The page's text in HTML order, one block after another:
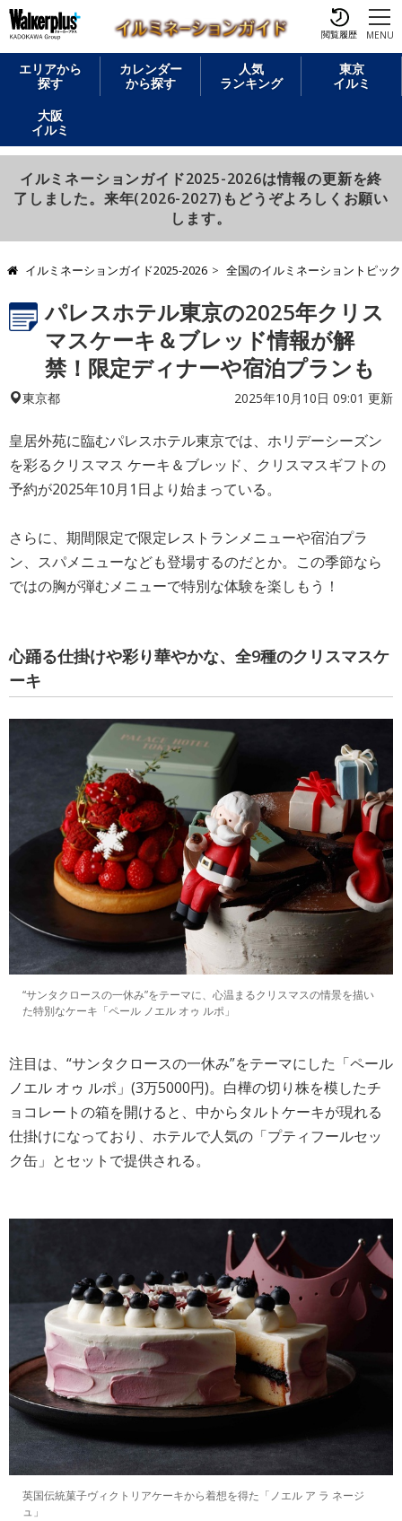
閲覧履歴 MENU
エリアから
探す
カレンダー
から探す
人気
ランキング
東京
イルミ
大阪
イルミ
イルミネーションガイド2025-2026は情報の更新を終
了しました。来年(2026-2027)もどうぞよろしくお願い
します。
イルミネーションガイド2025-2026 全国のイルミネーショントピッ
パレスホテル東京の2025年クリス
マスケーキ＆ブレッド情報が解
禁！限定ディナーや宿泊プランも
東京都 2025年10月10日 09:01 更新
皇居外苑に臨むパレスホテル東京では、ホリデーシーズン
を彩るクリスマス ケーキ＆ブレッド、クリスマスギフトの
予約が2025年10月1日より始まっている。
さらに、期間限定で限定レストランメニューや宿泊プラ
ン、スパメニューなども登場するのだとか。この季節なら
ではの胸が弾むメニューで特別な体験を楽しもう！
心踊る仕掛けや彩り華やかな、全9種のクリスマスケ
ーキ
“サンタクロースの一休み”をテーマに、心温まるクリスマスの情景を描い
た特別なケーキ「ペール ノエル オゥ ルポ」
注目は、“サンタクロースの一休み”をテーマにした「ペール
ノエル オゥ ルポ」(3万5000円)。白樺の切り株を模したチ
ョコレートの箱を開けると、中からタルトケーキが現れる
仕掛けになっており、ホテルで人気の「プティフールセッ
ク缶」とセットで提供される。
英国伝統菓子ヴィクトリアケーキから着想を得た「ノエル ア ラ ネージ
ュ」